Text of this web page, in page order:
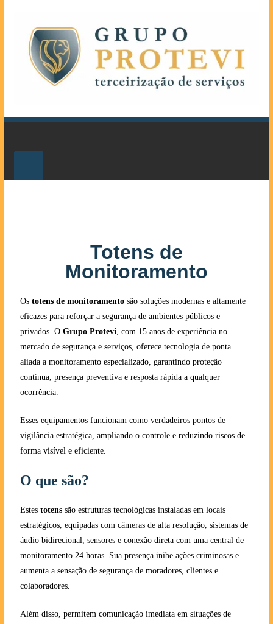
Totens de
Monitoramento
Os totens de monitoramentosão soluções modernas e altamente
eficazes para reforçar a segurança de ambientes públicos e
privados. O Grupo Protevi, com 15 anos de experiência no
mercado de segurança e serviços, oferece tecnologia de ponta
aliada a monitoramento especializado, garantindo proteção
contínua, presença preventiva e resposta rápida a qualquer
ocorrência.
Esses equipamentos funcionam como verdadeiros pontos de
vigilância estratégica, ampliando o controle e reduzindo riscos de
forma visível e eficiente.
O que são?
Estes totenssão estruturas tecnológicas instaladas em locais
estratégicos, equipadas com câmeras de alta resolução, sistemas de
áudio bidirecional, sensores e conexão direta com uma central de
monitoramento 24 horas. Sua presença inibe ações criminosas e
aumenta a sensação de segurança de moradores, clientes e
colaboradores.
Além disso, permitem comunicação imediata em situações de